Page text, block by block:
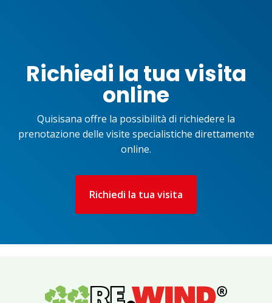
Richiedi la tua visita
online
Quisisana offre la possibilità di richiedere la
prenotazione delle visite specialistiche direttamente
online.
Richiedi la tua visita